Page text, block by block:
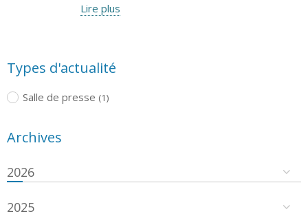
Lire plus
Types d'actualité
Salle de presse (1)
Archives
2026
2025